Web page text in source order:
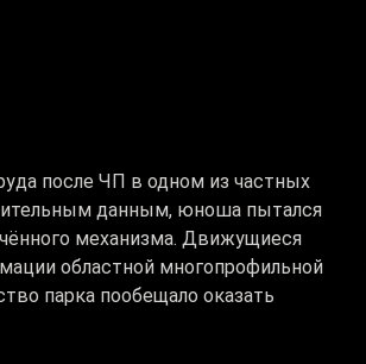
после ЧП в одном из частных
данным, юноша пытался
механизма. Движущиеся
областной многопрофильной
парка пообещало оказать